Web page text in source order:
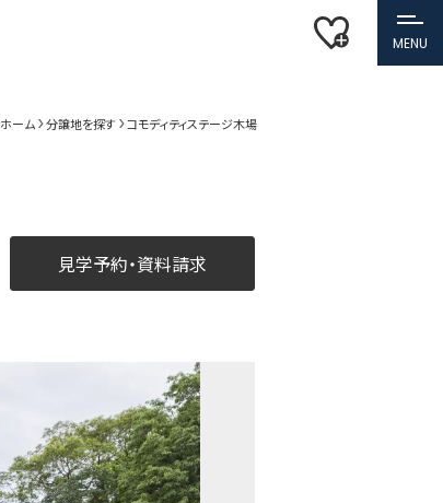
MENU
ホーム 分譲地を探す コモディティステージ木場
見学予約・資料請求